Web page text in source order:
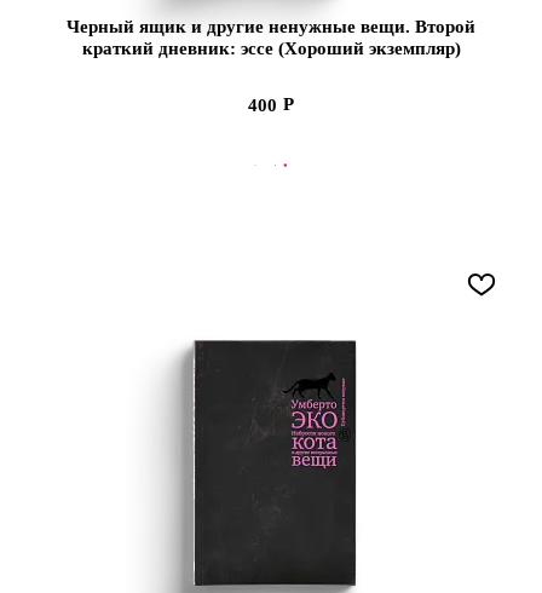
Черный ящик и другие ненужные вещи. Второй
краткий дневник: эссе (Хороший экземпляр)
400
СООБЩИТЬ О ПОСТУПЛЕНИИ